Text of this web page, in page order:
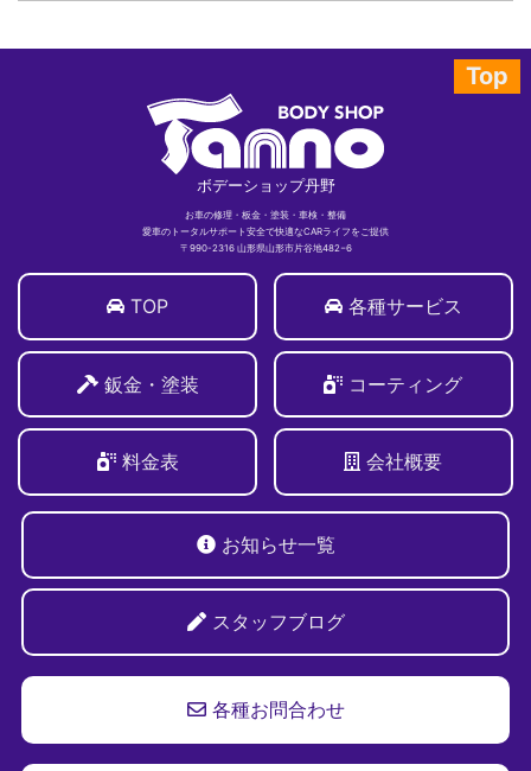
Top
ボデーショップ丹野
お車の修理・板金・塗装・車検・整備
愛車のトータルサポート安全で快適なCARライフをご提供
〒990-2316 山形県山形市片谷地482−6
TOP 各種サービス
鈑金・塗装 コーティング
料金表 会社概要
お知らせ一覧
スタッフブログ
各種お問合わせ